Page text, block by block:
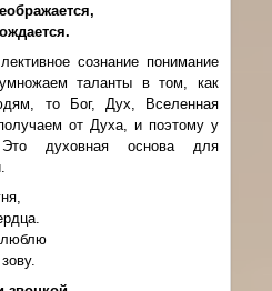
сознание понимание
таланты в том, как
то Бог, Дух, Вселенная
от Духа, и поэтому у
духовная основа для